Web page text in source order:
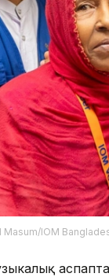
IOM